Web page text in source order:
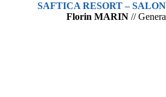
SAFTICA RESORT –
Florin MARIN//